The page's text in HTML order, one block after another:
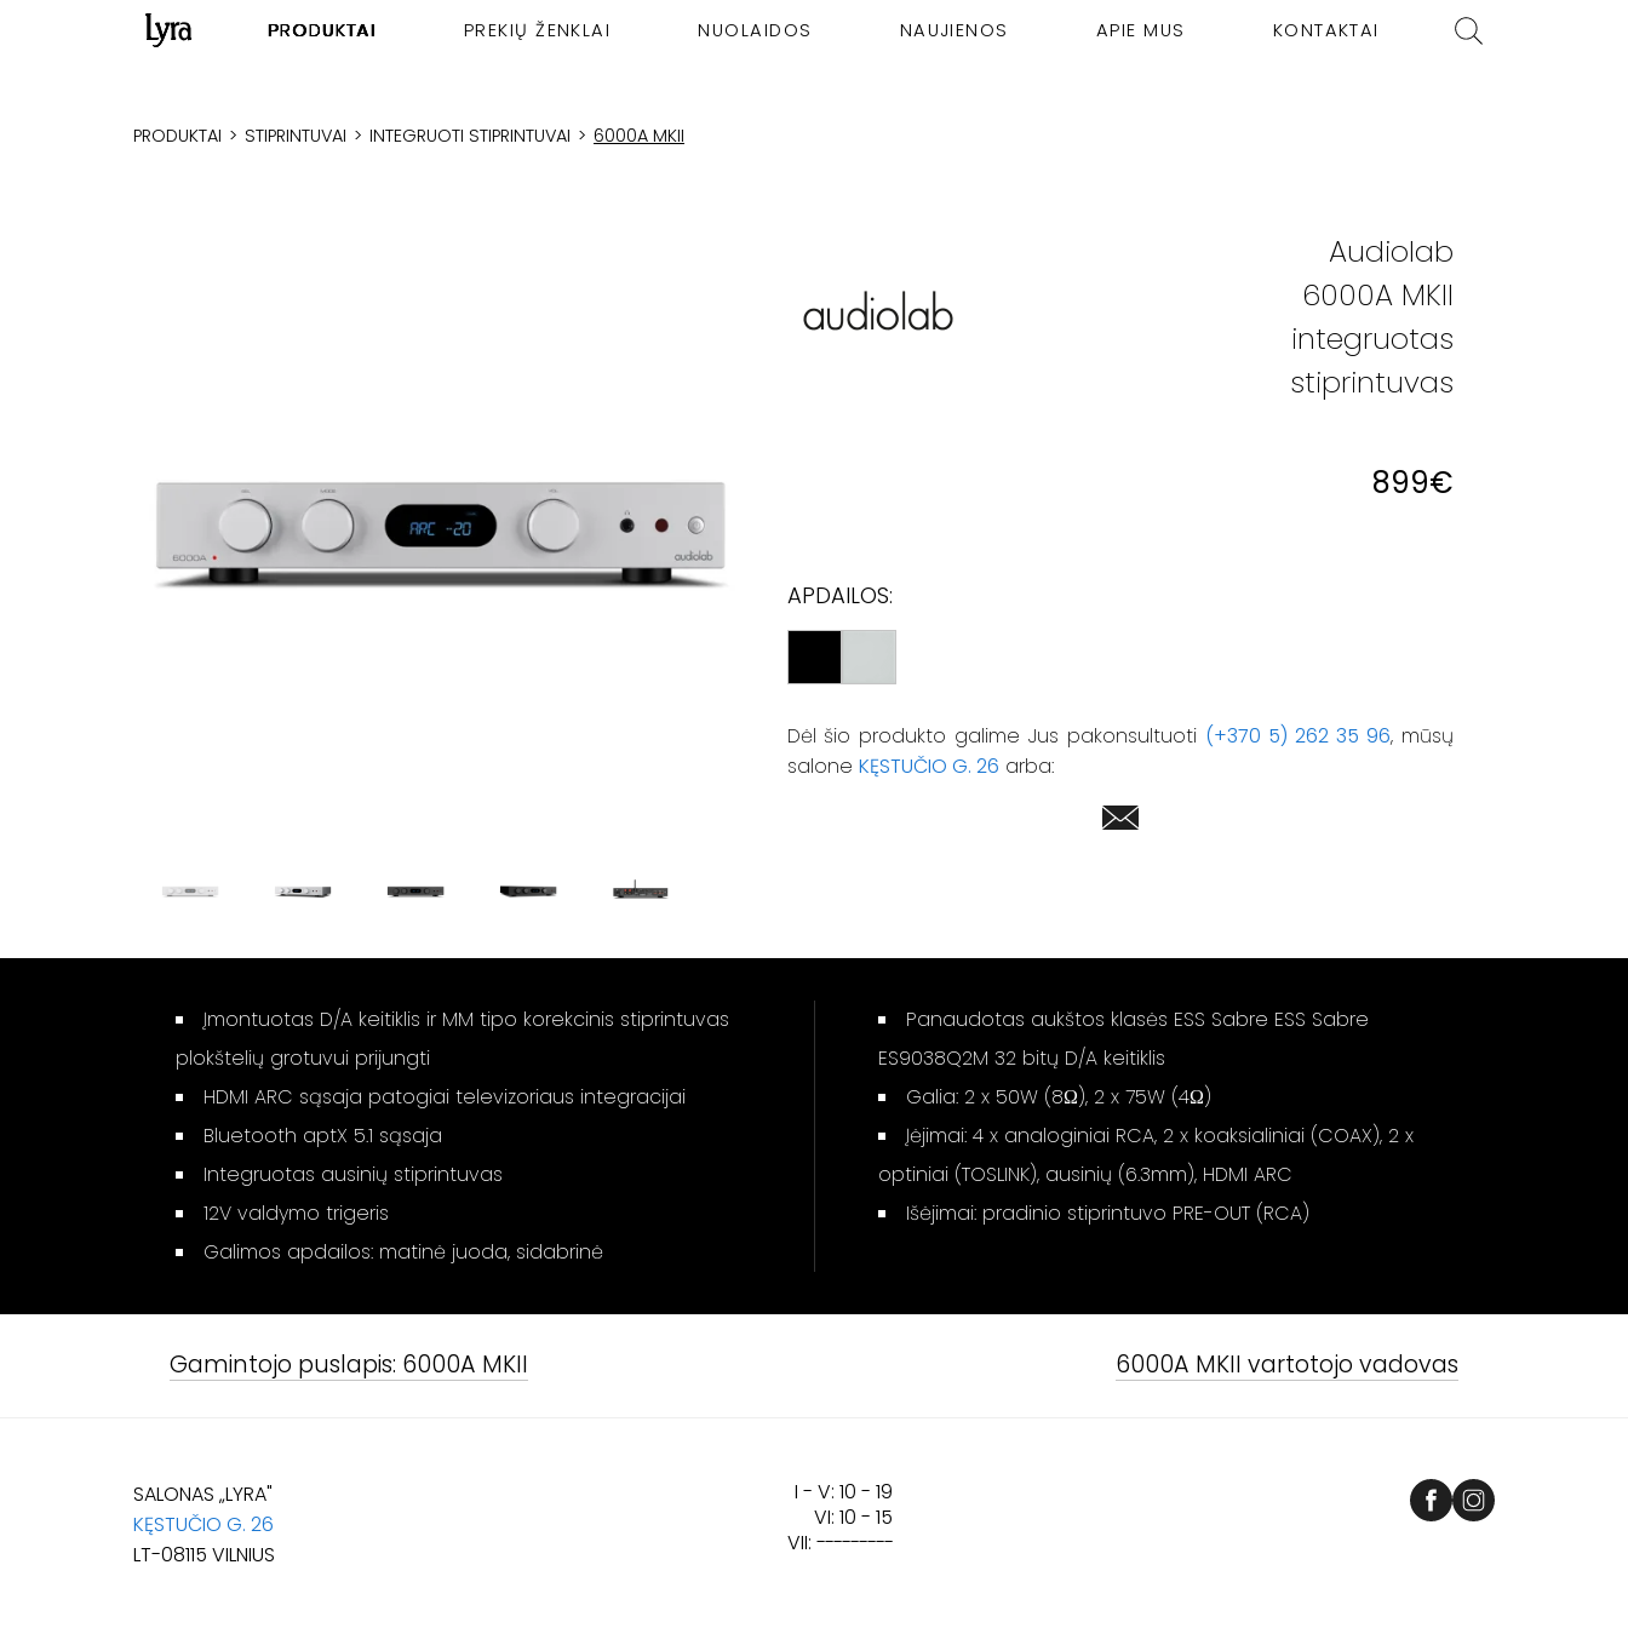
PRODUKTAI PREKIŲ ŽENKLAI NUOLAIDOS NAUJIENOS APIE MUS KONTAKTAI
PRODUKTAI > STIPRINTUVAI > INTEGRUOTI STIPRINTUVAI > 6000A MKII
Audiolab
6000A MKII
integruotas
stiprintuvas
899€
APDAILOS:
Dėl šio produkto galime Jus pakonsultuoti (+370 5) 262 35 96, mūsų
salone KĘSTUČIO G. 26 arba:
Įmontuotas D/A keitiklis ir MM tipo korekcinis stiprintuvas
plokštelių grotuvui prijungti
HDMI ARC sąsaja patogiai televizoriaus integracijai
Bluetooth aptX 5.1 sąsaja
Integruotas ausinių stiprintuvas
12V valdymo trigeris
Galimos apdailos: matinė juoda, sidabrinė
Panaudotas aukštos klasės ESS Sabre ESS Sabre
ES9038Q2M 32 bitų D/A keitiklis
Galia: 2 x 50W (8Ω), 2 x 75W (4Ω)
Įėjimai: 4 x analoginiai RCA, 2 x koaksialiniai (COAX), 2 x
optiniai (TOSLINK), ausinių (6.3mm), HDMI ARC
Išėjimai: pradinio stiprintuvo PRE-OUT (RCA)
Gamintojo puslapis: 6000A MKII 6000A MKII vartotojo vadovas
SALONAS „LYRA"
KĘSTUČIO G. 26
LT-08115 VILNIUS
I - V: 10 - 19
VI: 10 - 15
VII: ---------